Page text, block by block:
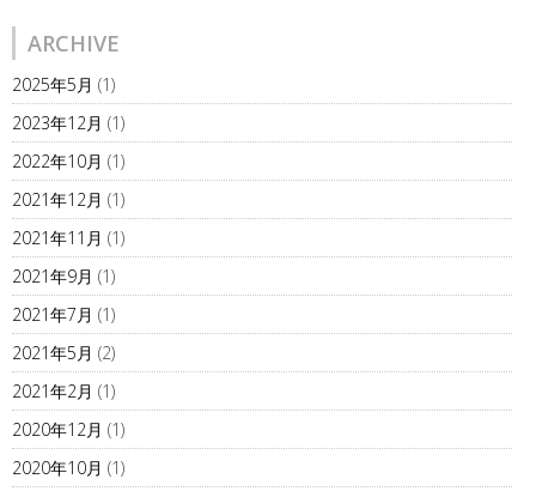
ARCHIVE
2025年5月 (1)
2023年12月 (1)
2022年10月 (1)
2021年12月 (1)
2021年11月 (1)
2021年9月 (1)
2021年7月 (1)
2021年5月 (2)
2021年2月 (1)
2020年12月 (1)
2020年10月 (1)